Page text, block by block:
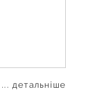
... детальніше